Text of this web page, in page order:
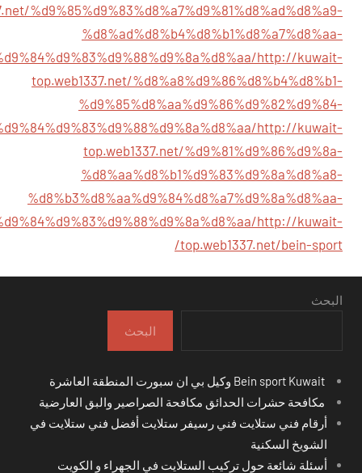
%d9%85%d9%83%d8%a7%d9%81%d8%ad%d8%a9-
%d8%ad%d8%b4%d8%b1%d8%a7%d8%aa-
http://kuwait-
top.web1337.net/%d8%a8%d9%86%d8%b4%d8%b1-
%d9%85%d8%aa%d9%86%d9%82%d9%84-
http://kuwait-
top.web1337.net/%d9%81%d9%86%d9%8a-
%d8%aa%d8%b1%d9%83%d9%8a%d8%a8-
%d8%b3%d8%aa%d9%84%d8%a7%d9%8a%d8%aa-
http://kuwait-
top.web1337.net/bein-sport/
البحث
البحث
مكافحة حشرات الحدائق مكافحة الصراصير والبق العارضية
أرقام فني ستلايت فني رسيفر ستلايت أفضل فني ستلايت في
الشويخ السكنية
أسئلة شائعة حول تركيب الستلايت في الجهراء و الكويت